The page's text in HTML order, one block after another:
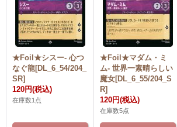
★Foil★シスー- 心つ
なぐ龍[DL_6_54/204_
SR]
120円(税込)
在庫数1点
★Foil★マダム・ミ
ム- 世界一素晴らしい
魔女[DL_6_55/204_S
R]
120円(税込)
在庫数5点